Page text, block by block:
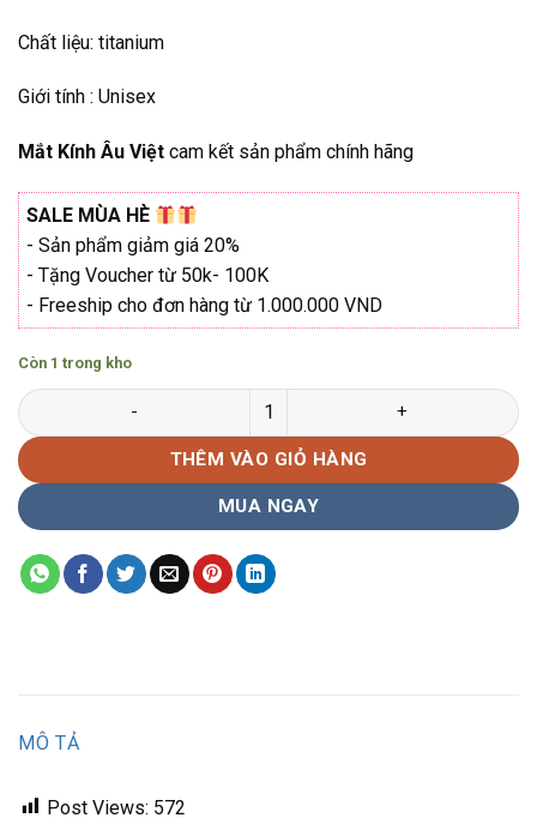
Chất liệu: titanium
Giới tính : Unisex
Mắt Kính Âu Việt cam kết sản phẩm chính hãng
SALE MÙA HÈ
- Sản phẩm giảm giá 20%
- Tặng Voucher từ 50k- 100K
- Freeship cho đơn hàng từ 1.000.000 VND
Còn 1 trong kho
Gọng kính đa giác Nikko N-3041 Hàng chính hãng số lượng
THÊM VÀO GIỎ HÀNG
MUA NGAY
MÔ TẢ
Post Views: 572